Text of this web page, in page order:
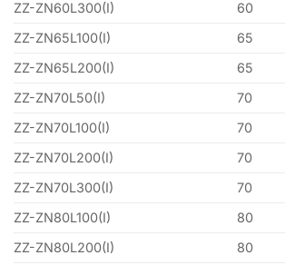
ZZ-ZN60L300(I)
60
ZZ-ZN65L100(I)
65
ZZ-ZN65L200(I)
65
ZZ-ZN70L50(I)
70
ZZ-ZN70L100(I)
70
ZZ-ZN70L200(I)
70
ZZ-ZN70L300(I)
70
ZZ-ZN80L100(I)
80
ZZ-ZN80L200(I)
80